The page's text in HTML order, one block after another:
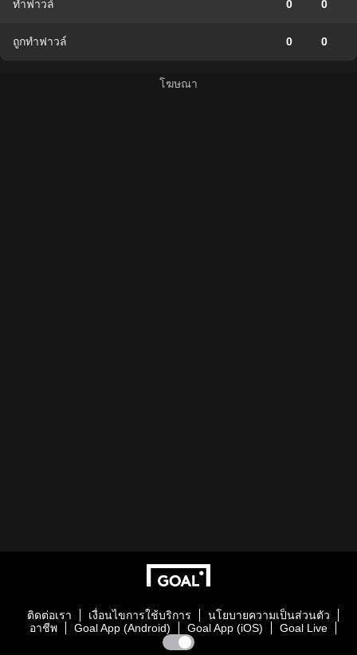
ทำฟาวล์ 0 0
ถูกทำฟาวล์ 0 0
ติดต่อเรา เงื่อนไขการใช้บริการ
นโยบายความเป็นส่วนตัว
อาชีพ
Goal App (Android) Goal App (iOS) Goal Live